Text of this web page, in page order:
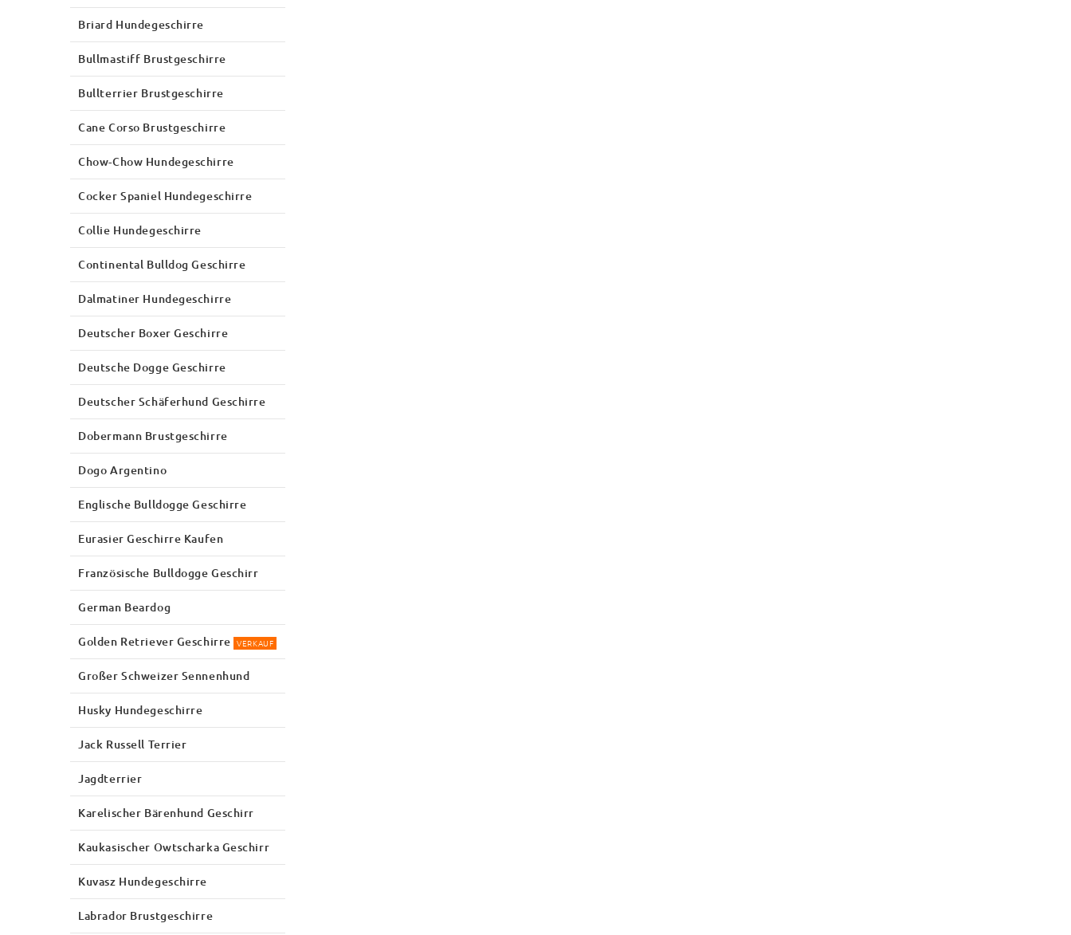
Briard Hundegeschirre
Bullmastiff Brustgeschirre
Bullterrier Brustgeschirre
Cane Corso Brustgeschirre
Chow-Chow Hundegeschirre
Cocker Spaniel Hundegeschirre
Collie Hundegeschirre
Continental Bulldog Geschirre
Dalmatiner Hundegeschirre
Deutscher Boxer Geschirre
Deutsche Dogge Geschirre
Deutscher Schäferhund Geschirre
Dobermann Brustgeschirre
Dogo Argentino
Englische Bulldogge Geschirre
Eurasier Geschirre Kaufen
Französische Bulldogge Geschirr
German Beardog
Golden Retriever Geschirre VERKAUF
Großer Schweizer Sennenhund
Husky Hundegeschirre
Jack Russell Terrier
Jagdterrier
Karelischer Bärenhund Geschirr
Kaukasischer Owtscharka Geschirr
Kuvasz Hundegeschirre
Labrador Brustgeschirre